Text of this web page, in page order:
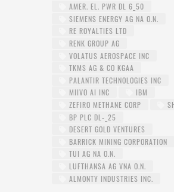
AMER. EL. PWR DL 6_50
SIEMENS ENERGY AG NA O.N.
RE ROYALTIES LTD
RENK GROUP AG
VOLATUS AEROSPACE INC
TKMS AG & CO KGAA
PALANTIR TECHNOLOGIES INC
MIIVO AI INC
IBM
ZEFIRO METHANE CORP
BP PLC DL-_25
DESERT GOLD VENTURES
BARRICK MINING CORPORATION
TUI AG NA O.N.
LUFTHANSA AG VNA O.N.
ALMONTY INDUSTRIES INC.